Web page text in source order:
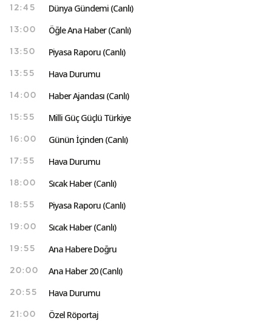
12:45 Dünya Gündemi (Canlı)
13:00 Öğle Ana Haber (Canlı)
13:50 Piyasa Raporu (Canlı)
13:55 Hava Durumu
14:00 Haber Ajandası (Canlı)
15:55 Milli Güç Güçlü Türkiye
16:00 Günün İçinden (Canlı)
17:55 Hava Durumu
18:00 Sıcak Haber (Canlı)
18:55 Piyasa Raporu (Canlı)
19:00 Sıcak Haber (Canlı)
19:55 Ana Habere Doğru
20:00 Ana Haber 20 (Canlı)
20:55 Hava Durumu
21:00 Özel Röportaj